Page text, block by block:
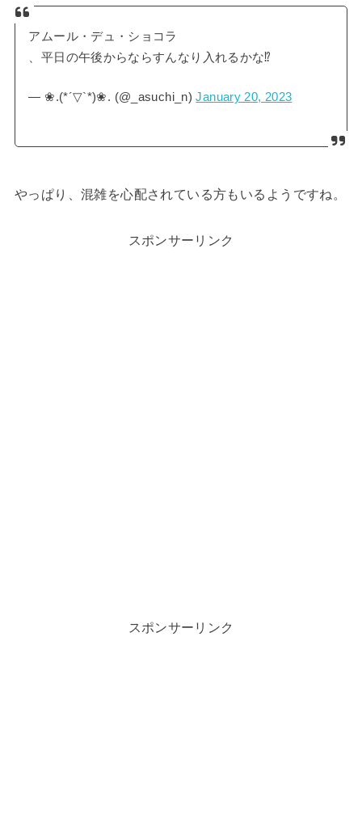
アムール・デュ・ショコラ
、平日の午後からならすんなり入れるかな⁉︎
— ❀.(*´▽`*)❀. (@_asuchi_n)January 20, 2023
やっぱり、混雑を心配されている方もいるようですね。
スポンサーリンク
スポンサーリンク